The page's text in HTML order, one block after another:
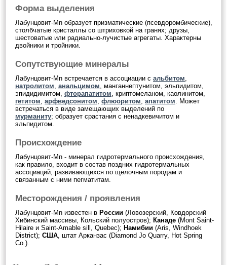
Форма выделения
Лабунцовит-Mn образует призматические (псевдоромбические),
столбчатые кристаллы со штриховкой на гранях; друзы,
шестоватые или радиально-лучистые агрегаты. Характерны
двойники и тройники.
Сопутствующие минералы
Лабунцовит-Mn встречается в ассоциации с альбитом
натролитом анальцимом , манганнептунитом, эльпидитом,
эпидидимитом, фторапатитом , криптомеланом, каолинитом,
гетитом арфведсонитом флюоритом апатитом . Может
встречаться в виде замещающих выделений по
мурманиту; образует срастания с ненадкевичитом и
эльпидитом.
Происхождение
Лабунцовит-Mn - минерал гидротермального происхождения,
как правило, входит в состав поздних гидротермальных
ассоциаций, развивающихся по щелочным породам и
связанным с ними пегматитам.
Месторождения / проявления
Лабунцовит-Mn известен в России (Ловозерский, Ковдорский
Хибинский массивы, Кольский полуостров); Канаде (Mont Saint-
Hilaire и Saint-Amable sill, Quebec); Намибии (Aris, Windhoek
District); США , штат Арканзас (Diamond Jo Quarry, Hot Spring
Co.).